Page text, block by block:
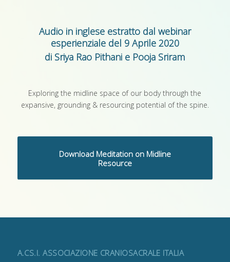
Audio in inglese estratto dal webinar
esperienziale del 9 Aprile 2020
di Sriya Rao Pithani e Pooja Sriram
Exploring the midline space of our body through the
expansive, grounding & resourcing potential of the spine.
Download Meditation on Midline
Resource
A.CS.I. ASSOCIAZIONE CRANIOSACRALE ITALIA